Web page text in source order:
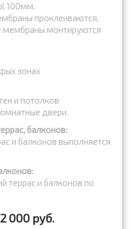
100мм.
проклеиваются,
мембраны монтируются
зонах
и потолков
двери.
балконов:
и балконов выполняется
террас и балконов по
000 руб.